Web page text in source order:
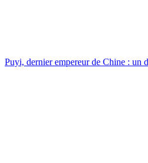
Puyi, dernier empereur de Chine : un